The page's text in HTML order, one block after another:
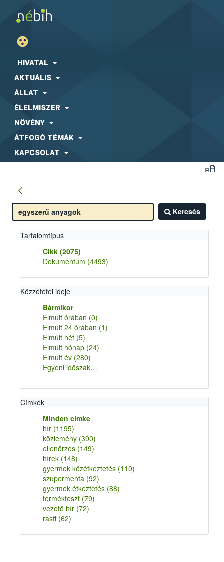
HIVATAL
AKTUÁLIS
ÁLLAT
ÉLELMISZER
NÖVÉNY
ÁTFOGÓ TÉMÁK
KAPCSOLAT
Keresés
Tartalomtípus
Cikk (2075)
Dokumentum (4493)
Közzététel ideje
Bármikor
Elmúlt órában (0)
Elmúlt 24 órában (1)
Elmúlt hét (5)
Elmúlt hónap (24)
Elmúlt év (280)
Egyéni időszak…
Címkék
Minden címke
hír (1195)
közlemény (390)
ellenőrzés (149)
hírek (148)
gyermek közétkeztetés (110)
szupermenta (92)
gyermek étkeztetés (88)
termékteszt (79)
vezető hír (72)
rasff (62)